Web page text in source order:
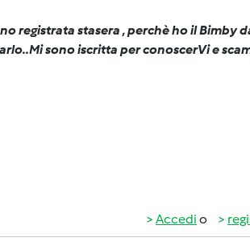
registrata stasera , perchè ho il Bimby
sono iscritta per conoscerVi e
Accedi o